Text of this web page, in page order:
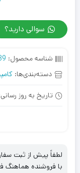
سوالی دارید؟
شناسه محصول:
دسته‌بندی‌ها:
تاریخ به روز
لطفاً پیش از ثبت
با فروشنده هماهنگ